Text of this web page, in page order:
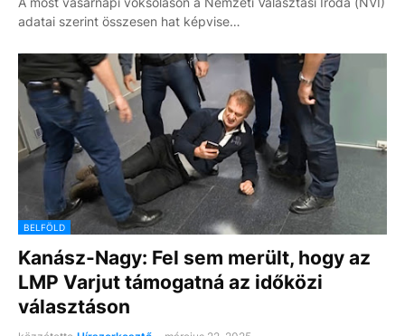
adatai szerint összesen hat képvise…
BELFÖLD
Kanász-Nagy: Fel sem merült, hogy az
LMP Varjut támogatná az időközi
választáson